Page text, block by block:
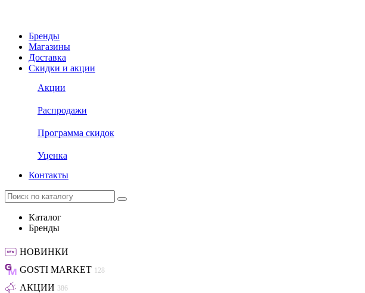
Бренды
Магазины
Доставка
Скидки и акции
Акции
Распродажи
Программа скидок
Уценка
Контакты
Каталог
Бренды
НОВИНКИ
GOSTI MARKET 128
АКЦИИ 386